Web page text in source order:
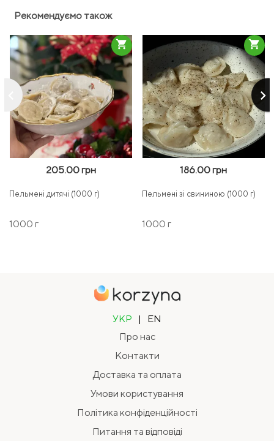
Рекомендуємо також
keyboard_arrow_right
205.00 грн
Пельмені дитячі (1000 г)
1000 г
shopping_cart
186.00 грн
Пельмені зі свининою (1000 г)
1000 г
shopping_cart
УКР |
EN
Про нас
Контакти
Доставка та оплата
Умови користування
Політика конфіденційності
Питання та відповіді